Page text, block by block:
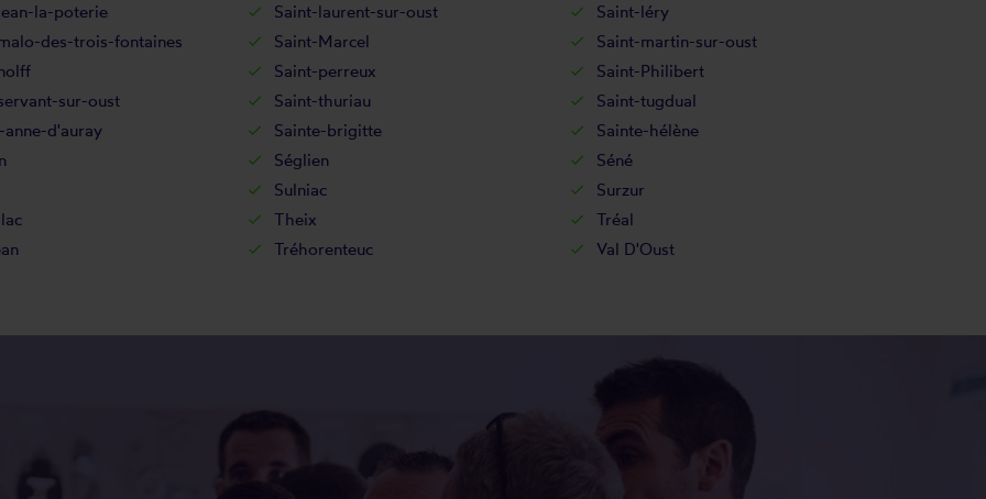
la-poterie Saint-laurent-sur-oust
Saint-léry
des-trois-fontaines Saint-Marcel
Saint-martin-sur-oust
Saint-perreux
Saint-Philibert
sur-oust Saint-thuriau
Saint-tugdual
anne-d'auray Sainte-brigitte
Sainte-hélène
Séglien
Séné
Sulniac
Surzur
Theix
Tréal
Tréhorenteuc
Val D'Oust